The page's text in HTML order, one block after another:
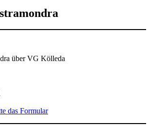
über VG Kölleda
das Formular